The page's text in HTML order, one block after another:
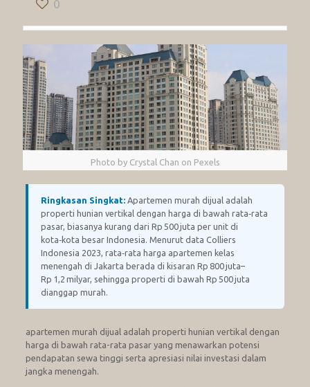
0
Photo by Crystal Chan on Pexels
Ringkasan Singkat:Apartemen murah dijual adalah
properti hunian vertikal dengan harga di bawah rata‑rata
pasar, biasanya kurang dari Rp 500 juta per unit di
kota‑kota besar Indonesia. Menurut data Colliers
Indonesia 2023, rata‑rata harga apartemen kelas
menengah di Jakarta berada di kisaran Rp 800 juta–
Rp 1,2 milyar, sehingga properti di bawah Rp 500 juta
dianggap murah.
apartemen murah dijual adalah properti hunian vertikal dengan
harga di bawah rata-rata pasar yang menawarkan potensi
pendapatan sewa tinggi serta apresiasi nilai investasi dalam
jangka menengah.